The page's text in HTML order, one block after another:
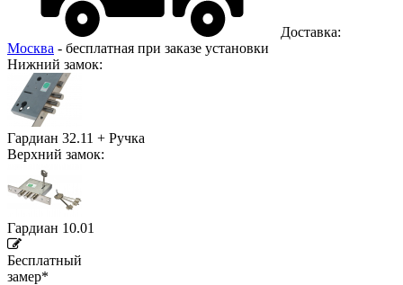
Доставка:
Москва - бесплатная при заказе установки
Нижний замок:
Гардиан 32.11 + Ручка
Верхний замок:
Гардиан 10.01
Бесплатный
замер*